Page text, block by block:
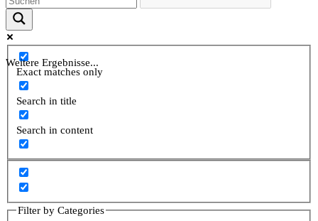
Weitere Ergebnisse...
Exact matches only
Search in title
Search in content
Filter by Categories